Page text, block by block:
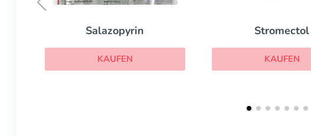
Stromectol
KAUFEN
Tetracyclin
KAUFEN